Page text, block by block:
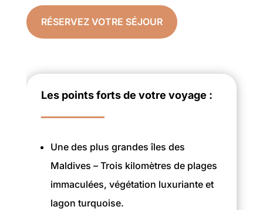
RÉSERVEZ VOTRE SÉJOUR
Les points forts de votre voyage :
Une des plus grandes îles des
Maldives – Trois kilomètres de plages
immaculées, végétation luxuriante et
lagon turquoise.